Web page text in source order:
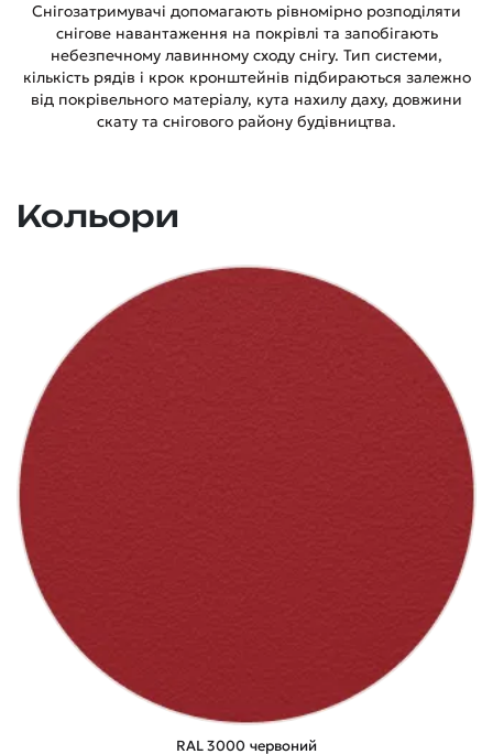
Снігозатримувачі допомагають рівномірно розподіляти
снігове навантаження на покрівлі та запобігають
небезпечному лавинному сходу снігу. Тип системи,
кількість рядів і крок кронштейнів підбираються залежно
від покрівельного матеріалу, кута нахилу даху, довжини
скату та снігового району будівництва.
Кольори
RAL 3000 червоний